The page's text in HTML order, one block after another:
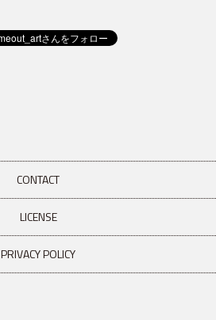
CONTACT
LICENSE
PRIVACY POLICY